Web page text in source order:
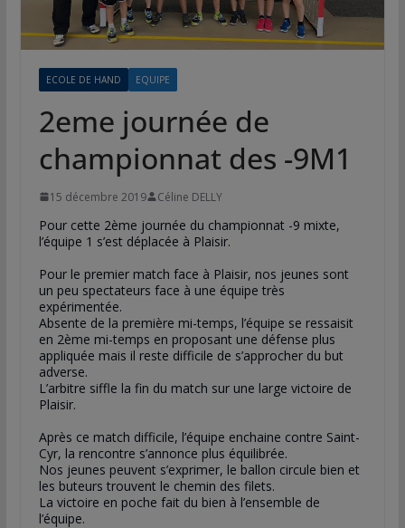
ECOLE DE HAND EQUIPE
2eme journée de
championnat des -9M1
15 décembre 2019 Céline DELLY
Pour cette 2ème journée du championnat -9 mixte,
l’équipe 1 s’est déplacée à Plaisir.
Pour le premier match face à Plaisir, nos jeunes sont
un peu spectateurs face à une équipe très
expérimentée.
Absente de la première mi-temps, l’équipe se ressaisit
en 2ème mi-temps en proposant une défense plus
appliquée mais il reste difficile de s’approcher du but
adverse.
L’arbitre siffle la fin du match sur une large victoire de
Plaisir.
Après ce match difficile, l’équipe enchaine contre Saint-
Cyr, la rencontre s’annonce plus équilibrée.
Nos jeunes peuvent s’exprimer, le ballon circule bien et
les buteurs trouvent le chemin des filets.
La victoire en poche fait du bien à l’ensemble de
l’équipe.